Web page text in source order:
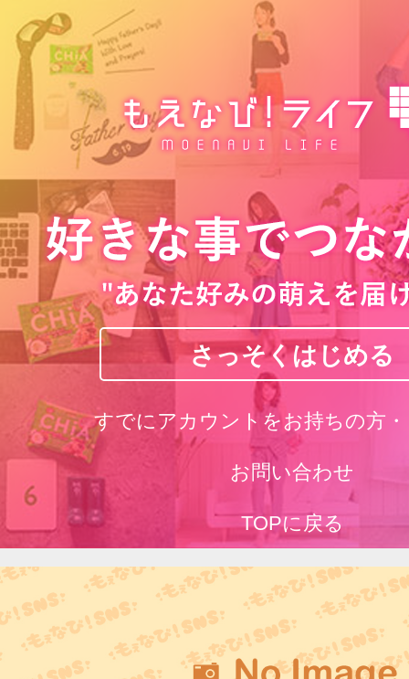
さっそくはじめる
すでにアカウントをお持ちの方
お問い合わせ
TOPに戻る